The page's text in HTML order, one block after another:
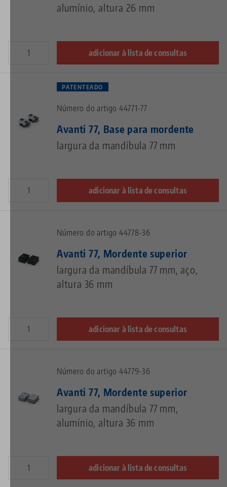
alumínio, altura 26 mm
adicionar à lista de consultas
PATENTEADO
Número do artigo 44771-77
Avanti 77, Base para mordente
largura da mandíbula 77 mm
adicionar à lista de consultas
Número do artigo 44778-36
Avanti 77, Mordente superior
largura da mandíbula 77 mm, aço,
altura 36 mm
adicionar à lista de consultas
Número do artigo 44779-36
Avanti 77, Mordente superior
largura da mandíbula 77 mm,
alumínio, altura 36 mm
adicionar à lista de consultas